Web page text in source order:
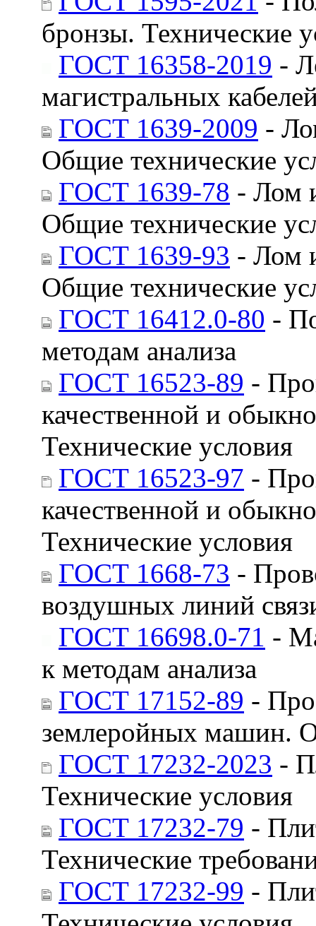
бронзы. Технические
ГОСТ 16358-2019 -
магистральных
ГОСТ 1639-2009 -
Общие технические
ГОСТ 1639-78 - Лом
Общие технические
ГОСТ 1639-93 - Лом
Общие технические
ГОСТ 16412.0-80 -
методам анализа
ГОСТ 16523-89 -
качественной и
Технические условия
ГОСТ 16523-97 -
качественной и
Технические условия
ГОСТ 1668-73 -
воздушных линий
ГОСТ 16698.0-71 -
к методам анализа
ГОСТ 17152-89 -
землеройных машин.
ГОСТ 17232-2023 -
Технические условия
ГОСТ 17232-79 -
Технические
ГОСТ 17232-99 -